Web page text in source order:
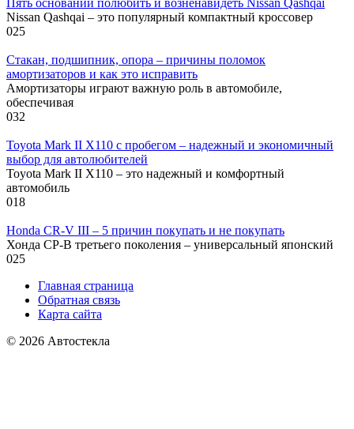
Nissan Qashqai – это популярный компактный кроссовер
025
Стакан, подшипник, опора – причины поломок
амортизаторов и как это исправить
Амортизаторы играют важную роль в автомобиле,
обеспечивая
032
Toyota Mark II X110 с пробегом – надежный и экономичный
выбор для автолюбителей
Toyota Mark II X110 – это надежный и комфортный
автомобиль
018
Honda CR-V III – 5 причин покупать и не покупать
Хонда СР-В третьего поколения – универсальный японский
025
Главная страница
Обратная связь
Карта сайта
© 2026 Автостекла